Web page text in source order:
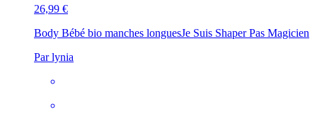
26,99 €
Body Bébé bio manches longuesJe Suis Shaper Pas Magicien
Par lynia